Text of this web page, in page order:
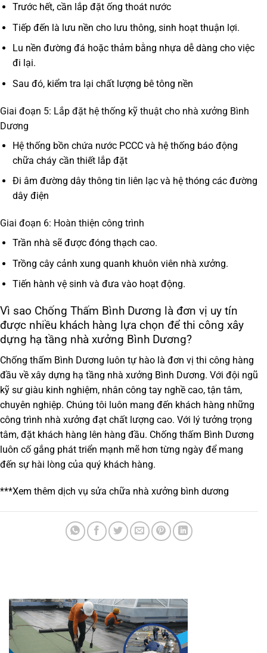
Trước hết, cần lắp đặt ống thoát nước
Tiếp đến là lưu nền cho lưu thông, sinh hoạt thuận lợi.
Lu nền đường đá hoặc thảm bằng nhựa dễ dàng cho việc
đi lại.
Sau đó, kiểm tra lại chất lượng bê tông nền
Giai đoạn 5: Lắp đặt hệ thống kỹ thuật cho nhà xưởng Bình
Dương
Hệ thống bồn chứa nước PCCC và hệ thống báo động
chữa cháy cần thiết lắp đặt
Đi âm đường dây thông tin liên lạc và hệ thóng các đường
dây điện
Giai đoạn 6: Hoàn thiện công trình
Trần nhà sẽ được đóng thạch cao.
Trồng cây cảnh xung quanh khuôn viên nhà xưởng.
Tiến hành vệ sinh và đưa vào hoạt động.
Vì sao Chống Thấm Bình Dương là đơn vị uy tín
được nhiều khách hàng lựa chọn để thi công xây
dựng hạ tầng nhà xưởng Bình Dương?
Chống thấm Bình Dương luôn tự hào là đơn vị thi công hàng
đầu về xây dựng hạ tầng nhà xưởng Bình Dương. Với đội ngũ
kỹ sư giàu kinh nghiệm, nhân công tay nghề cao, tận tâm,
chuyên nghiệp. Chúng tôi luôn mang đến khách hàng những
công trình nhà xưởng đạt chất lượng cao. Với lý tưởng trọng
tâm, đặt khách hàng lên hàng đầu. Chống thấm Bình Dương
luôn cố gắng phát triển mạnh mẽ hơn từng ngày để mang
đến sự hài lòng của quý khách hàng.
***Xem thêm dịch vụ sửa chữa nhà xưởng bình dương